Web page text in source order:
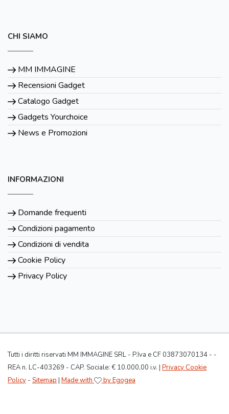
CHI SIAMO
MM IMMAGINE
Recensioni Gadget
Catalogo Gadget
Gadgets Yourchoice
News e Promozioni
INFORMAZIONI
Domande frequenti
Condizioni pagamento
Condizioni di vendita
Cookie Policy
Privacy Policy
Tutti i diritti riservati MM IMMAGINE SRL - P.Iva e CF 03873070134 - -
REA n. LC-403269 - CAP. Sociale: € 10.000,00 i.v. | Privacy Cookie
Policy - Sitemap | Made with by Egogea